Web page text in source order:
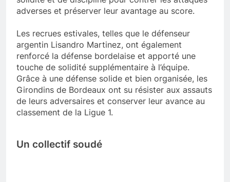
adverses et préserver leur avantage au score.
Les recrues estivales, telles que le défenseur
argentin Lisandro Martinez, ont également
renforcé la défense bordelaise et apporté une
touche de solidité supplémentaire à l’équipe.
Grâce à une défense solide et bien organisée, les
Girondins de Bordeaux ont su résister aux assauts
de leurs adversaires et conserver leur avance au
classement de la Ligue 1.
Un collectif soudé